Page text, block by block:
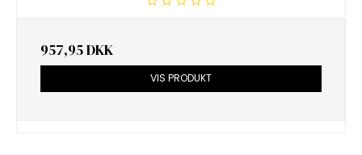
957,95 DKK
VIS PRODUKT